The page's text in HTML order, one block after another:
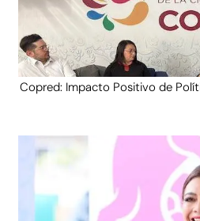
Copred: Impacto Positivo de